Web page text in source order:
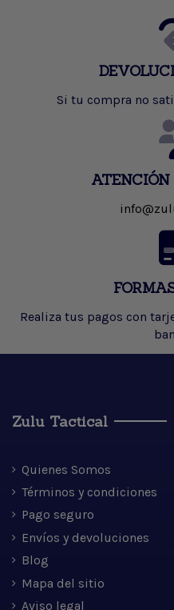
Si tu compra no
Realiza tus pagos con
Zulu Tactical
Quienes Somos
Términos y condiciones
Pago seguro
Envíos y devoluciones
Blog
Mapa del sitio
Aviso legal